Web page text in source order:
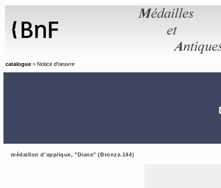
catalogue > Notice d'oeuvre
médaillon d'applique, "Diane" (Bronze.144)